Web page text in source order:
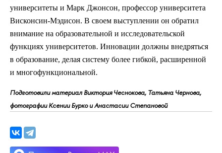
университеты и Марк Джонсон, профессор университета
Висконсин-Мэдисон. В своем выступлении он обратил
внимание на образовательной и исследовательской
функциях университетов. Инновации должны внедряться
в образование, делая систему более гибкой, расширенной
и многофункциональной.
Подготовили материал Виктория Чеснокова, Татьяна Чернова,
фотографии Ксении Бурко и Анастасии Степановой